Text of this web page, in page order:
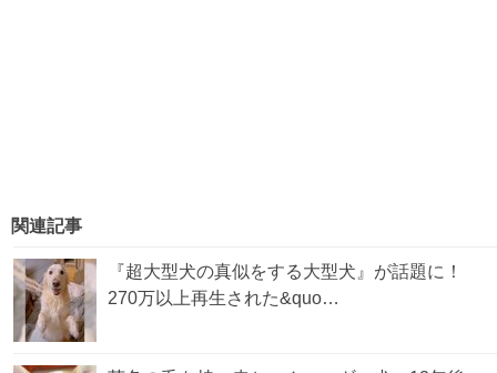
関連記事
『超大型犬の真似をする大型犬』が話題に！
270万以上再生された&quo…